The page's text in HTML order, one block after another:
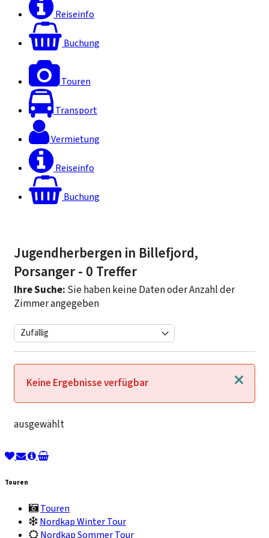
Reiseinfo
Buchung
Touren
Transport
Vermietung
Reiseinfo
Buchung
Jugendherbergen in Billefjord,
Porsanger- 0 Treffer
Ihre Suche: Sie haben keine Daten oder Anzahl der
Zimmer angegeben
Schließen
Keine Ergebnisse verfügbar
ausgewählt
Touren
Touren
Nordkap Winter Tour
Nordkap Sommer Tour